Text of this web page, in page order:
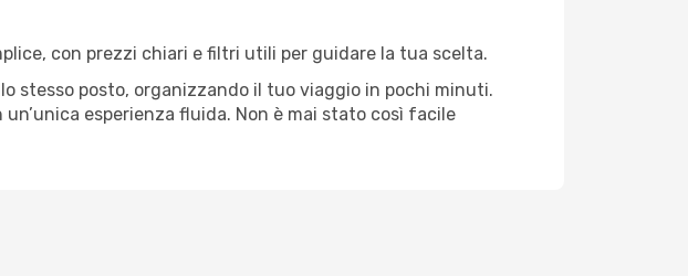
con prezzi chiari e filtri utili per guidare la tua scelta.
stesso posto, organizzando il tuo viaggio in pochi minuti.
esperienza fluida. Non è mai stato così facile